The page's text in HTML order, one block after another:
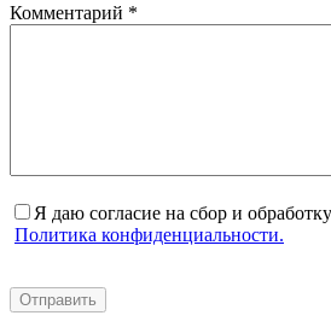
Комментарий *
Я даю согласие на сбор и
Политика конфиденциальности.
Отправить